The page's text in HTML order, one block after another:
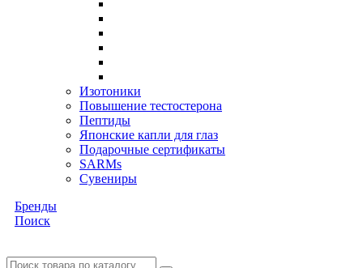
Изотоники
Повышение тестостерона
Пептиды
Японские капли для глаз
Подарочные сертификаты
SARMs
Сувениры
Бренды
Поиск